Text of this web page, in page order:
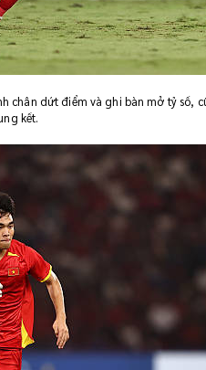
chân dứt điểm và ghi bàn mở tỷ số,
kết.